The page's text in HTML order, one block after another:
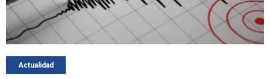
Actualidad